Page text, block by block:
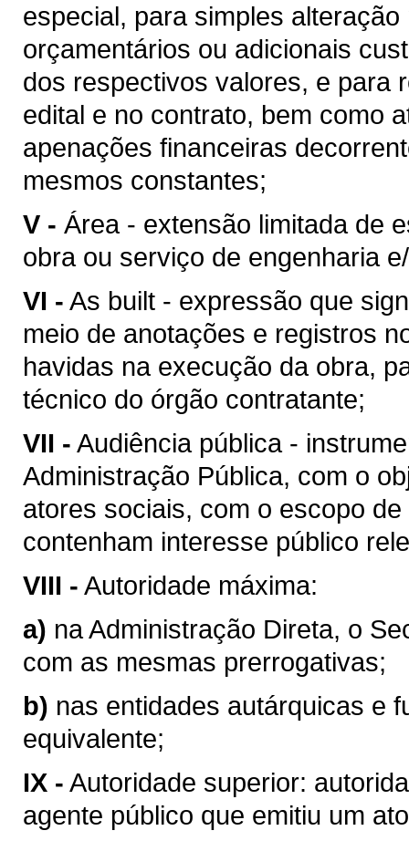
especial, para simples
orçamentários ou adicionais
dos respectivos valores, e para
edital e no contrato, bem como
apenações financeiras
mesmos constantes;
V - Área - extensão limitada de
obra ou serviço de engenharia
VI - As built - expressão que
meio de anotações e registros
havidas na execução da obra,
técnico do órgão contratante;
VII - Audiência pública -
Administração Pública, com o
atores sociais, com o escopo
contenham interesse público
VIII - Autoridade máxima:
a) na Administração Direta, o
com as mesmas prerrogativas;
b) nas entidades autárquicas e
equivalente;
IX - Autoridade superior:
agente público que emitiu um